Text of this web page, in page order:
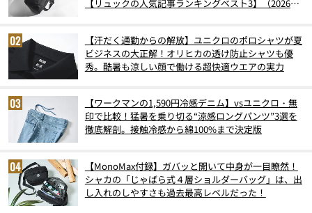
【リュックの人気記事ランキングベスト3】（2026年
【汗だく通勤からの解放】ユニクロのポロシャツが夏
ビジネスの大正解！オリヒカの透け防止シャツも優
秀。酷暑も涼しい顔で働ける超快適ウエアの実力
【ワークマンの1,590円冷感デニム】vsユニクロ・無
印で比較！猛暑を乗り切る“涼感ロングパンツ”3選を
徹底解剖。接触冷感から綿100%まで決定版
【MonoMax付録】ガバッと開いて中身が一目瞭然！
シャカの「じゃばら式４層ショルダーバッグ」は、出
し入れのしやすさも過去最高レベルだった！